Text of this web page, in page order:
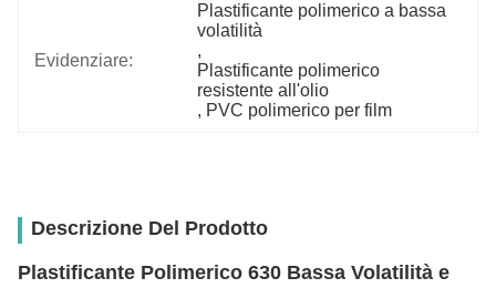
Evidenziare:
Plastificante polimerico a bassa
volatilità
,
Plastificante polimerico
resistente all'olio
, PVC polimerico per film
Descrizione Del Prodotto
Plastificante Polimerico 630 Bassa Volatilità e